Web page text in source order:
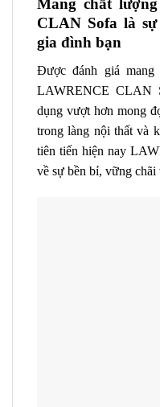
Mang chất
CLAN Sofa là
gia đình bạn
Được đánh giá
LAWRENCE CLAN
dụng vượt hơn mong
trong làng nội thất và
tiên tiến hiện nay
về sự bền bỉ, vững chãi